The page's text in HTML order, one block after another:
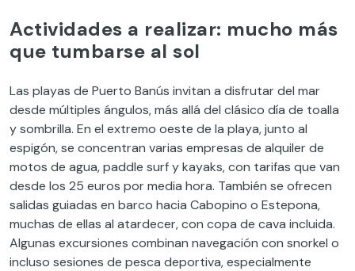
Actividades a realizar: mucho más
que tumbarse al sol
Las playas de Puerto Banús invitan a disfrutar del mar
desde múltiples ángulos, más allá del clásico día de toalla
y sombrilla. En el extremo oeste de la playa, junto al
espigón, se concentran varias empresas de alquiler de
motos de agua, paddle surf y kayaks, con tarifas que van
desde los 25 euros por media hora. También se ofrecen
salidas guiadas en barco hacia Cabopino o Estepona,
muchas de ellas al atardecer, con copa de cava incluida.
Algunas excursiones combinan navegación con snorkel o
incluso sesiones de pesca deportiva, especialmente